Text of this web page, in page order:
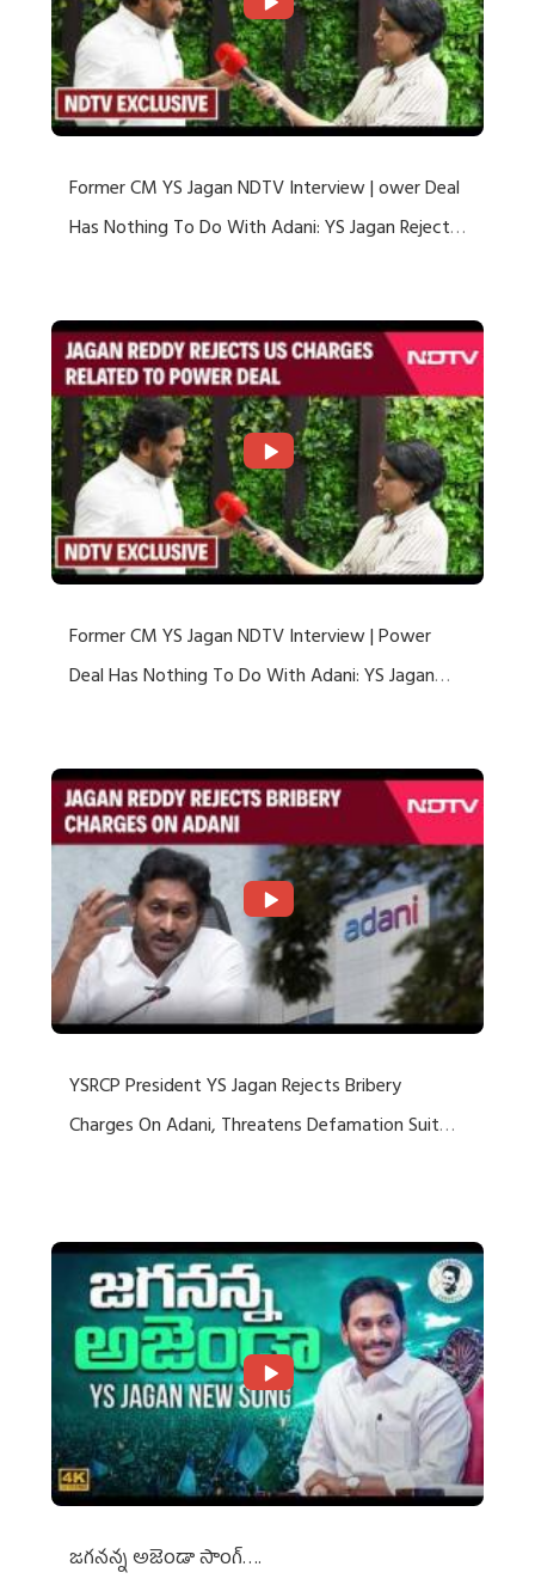
Former CM YS Jagan NDTV Interview | ower Deal
Has Nothing To Do With Adani: YS Jagan Rejects
Former CM YS Jagan NDTV Interview | Power
Deal Has Nothing To Do With Adani: YS Jagan
YSRCP President YS Jagan Rejects Bribery
Charges On Adani, Threatens Defamation Suit
జగనన్న అజెండా సాంగ్….